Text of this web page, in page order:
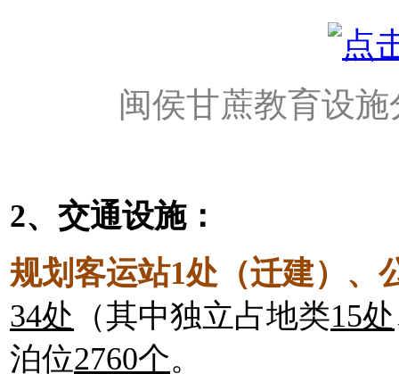
闽侯甘蔗教育设
2、交通设施：
规划客运站1处（迁建）、
34处 （其中独立占地类15处
泊位2760个。